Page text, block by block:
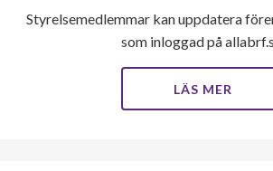
Styrelsemedlemmar kan uppdatera
som inloggad på
LÄS MER